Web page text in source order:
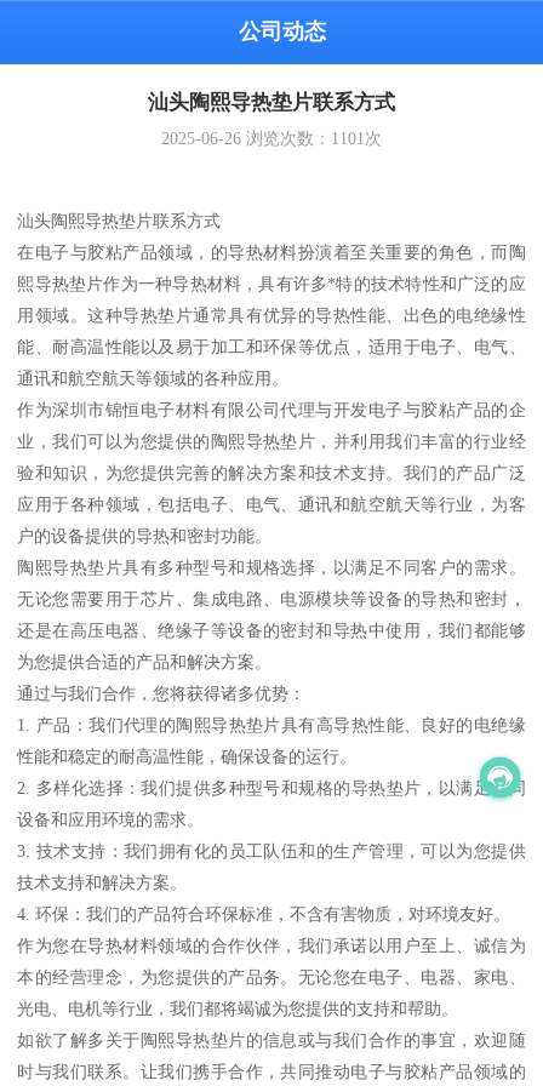
公司动态
汕头陶熙导热垫片联系方式
2025-06-26 浏览次数： 1101次
汕头陶熙导热垫片联系方式
在电子与胶粘产品领域，的导热材料扮演着至关重要的角色，而陶
熙导热垫片作为一种导热材料，具有许多*特的技术特性和广泛的应
用领域。这种导热垫片通常具有优异的导热性能、出色的电绝缘性
能、耐高温性能以及易于加工和环保等优点，适用于电子、电气、
通讯和航空航天等领域的各种应用。
作为深圳市锦恒电子材料有限公司代理与开发电子与胶粘产品的企
业，我们可以为您提供的陶熙导热垫片，并利用我们丰富的行业经
验和知识，为您提供完善的解决方案和技术支持。我们的产品广泛
应用于各种领域，包括电子、电气、通讯和航空航天等行业，为客
户的设备提供的导热和密封功能。
陶熙导热垫片具有多种型号和规格选择，以满足不同客户的需求。
无论您需要用于芯片、集成电路、电源模块等设备的导热和密封，
还是在高压电器、绝缘子等设备的密封和导热中使用，我们都能够
为您提供合适的产品和解决方案。
通过与我们合作，您将获得诸多优势：
1. 产品：我们代理的陶熙导热垫片具有高导热性能、良好的电绝缘
性能和稳定的耐高温性能，确保设备的运行。
2. 多样化选择：我们提供多种型号和规格的导热垫片，以满足不同
设备和应用环境的需求。
3. 技术支持：我们拥有化的员工队伍和的生产管理，可以为您提供
技术支持和解决方案。
4. 环保：我们的产品符合环保标准，不含有害物质，对环境友好。
作为您在导热材料领域的合作伙伴，我们承诺以用户至上、诚信为
本的经营理念，为您提供的产品务。无论您在电子、电器、家电、
光电、电机等行业，我们都将竭诚为您提供的支持和帮助。
如欲了解多关于陶熙导热垫片的信息或与我们合作的事宜，欢迎随
时与我们联系。让我们携手合作，共同推动电子与胶粘产品领域的